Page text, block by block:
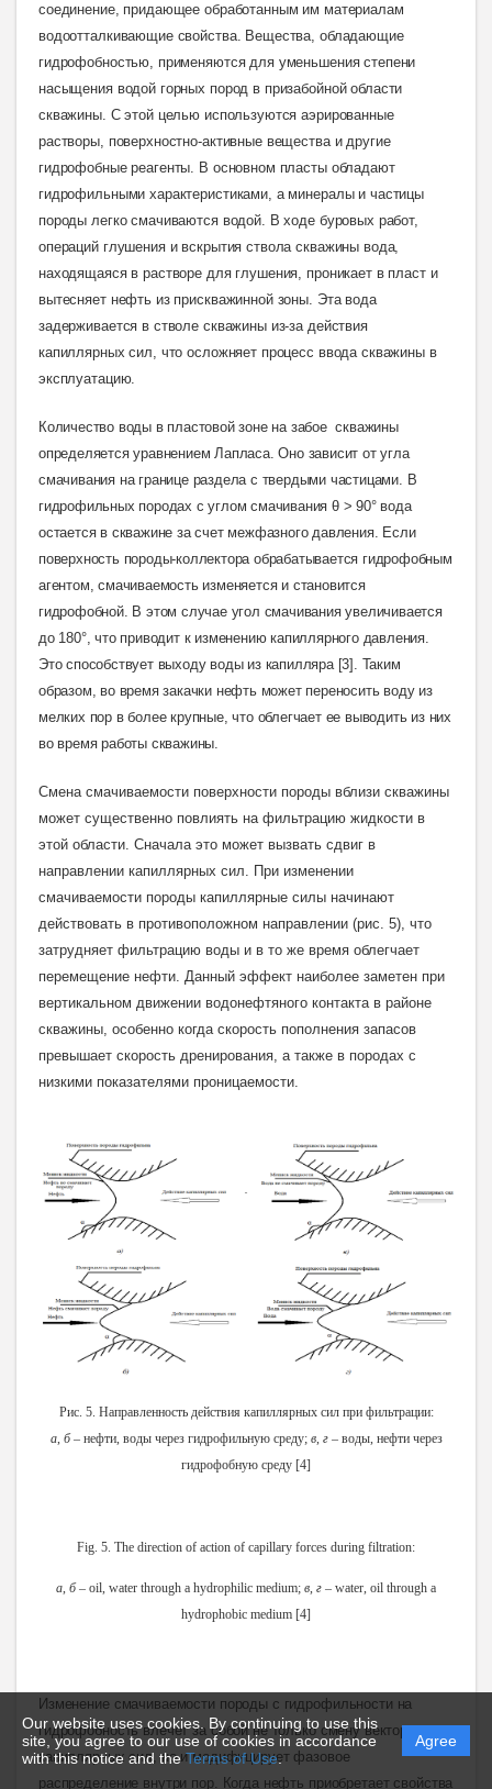
Our website uses cookies. By continuing to use this
site, you agree to our use of cookies in accordance
with this notice and theTerms of Use.
Agree
соединение, придающее обработанным им материалам
водоотталкивающие свойства. Вещества, обладающие
гидрофобностью, применяются для уменьшения степени
насыщения водой горных пород в призабойной области
скважины. С этой целью используются аэрированные
растворы, поверхностно-активные вещества и другие
гидрофобные реагенты. В основном пласты обладают
гидрофильными характеристиками, а минералы и частицы
породы легко смачиваются водой. В ходе буровых работ,
операций глушения и вскрытия ствола скважины вода,
находящаяся в растворе для глушения, проникает в пласт и
вытесняет нефть из прискважинной зоны. Эта вода
задерживается в стволе скважины из-за действия
капиллярных сил, что осложняет процесс ввода скважины в
эксплуатацию.
Количество воды в пластовой зоне на забое скважины
определяется уравнением Лапласа. Оно зависит от угла
смачивания на границе раздела с твердыми частицами. В
гидрофильных породах с углом смачивания θ > 90° вода
остается в скважине за счет межфазного давления. Если
поверхность породы-коллектора обрабатывается гидрофобным
агентом, смачиваемость изменяется и становится
гидрофобной. В этом случае угол смачивания увеличивается
до 180°, что приводит к изменению капиллярного давления.
Это способствует выходу воды из капилляра [3]. Таким
образом, во время закачки нефть может переносить воду из
мелких пор в более крупные, что облегчает ее выводить из них
во время работы скважины.
Смена смачиваемости поверхности породы вблизи скважины
может существенно повлиять на фильтрацию жидкости в
этой области. Сначала это может вызвать сдвиг в
направлении капиллярных сил. При изменении
смачиваемости породы капиллярные силы начинают
действовать в противоположном направлении (рис. 5), что
затрудняет фильтрацию воды и в то же время облегчает
перемещение нефти. Данный эффект наиболее заметен при
вертикальном движении водонефтяного контакта в районе
скважины, особенно когда скорость пополнения запасов
превышает скорость дренирования, а также в породах с
низкими показателями проницаемости.
Рис. 5. Направленность действия капиллярных сил при фильтрации:
а, б– нефти, воды через гидрофильную среду; в, г– воды, нефти через
гидрофобную среду [4]
Fig. 5. The direction of action of capillary forces during filtration:
a, б– oil, water through a hydrophilic medium; в, г – water, oil through a
hydrophobic medium [4]
Изменение смачиваемости породы с гидрофильности на
гидрофобность влечет за собой не только смену вектора
капиллярных сил, но и модифицирует фазовое
распределение внутри пор. Когда нефть приобретает свойства